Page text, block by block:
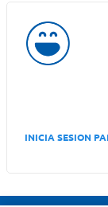
INICIA SESION